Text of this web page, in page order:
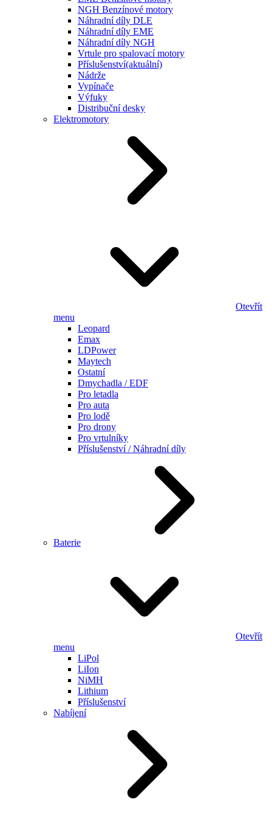
NGH Benzínové motory
Náhradní díly DLE
Náhradní díly EME
Náhradní díly NGH
Vrtule pro spalovací motory
Příslušenství(aktuální)
Nádrže
Vypínače
Výfuky
Distribuční desky
Elektromotory
Otevřít
menu
Leopard
Emax
LDPower
Maytech
Ostatní
Dmychadla / EDF
Pro letadla
Pro auta
Pro lodě
Pro drony
Pro vrtulníky
Příslušenství / Náhradní díly
Baterie
Otevřít
menu
LiPol
LiIon
NiMH
Lithium
Příslušenství
Nabíjení